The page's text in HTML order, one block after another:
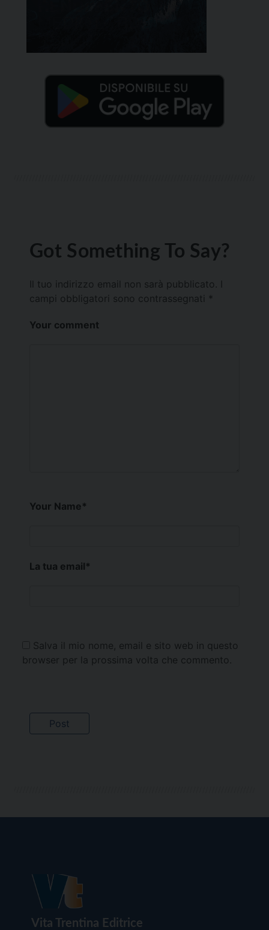
Got Something To Say?
Il tuo indirizzo email non sarà pubblicato.
campi obbligatori sono contrassegnati *
Your comment
Your Name*
La tua email*
Salva il mio nome, email e sito web in questo
browser per la prossima volta che commento.
Vita Trentina Editrice